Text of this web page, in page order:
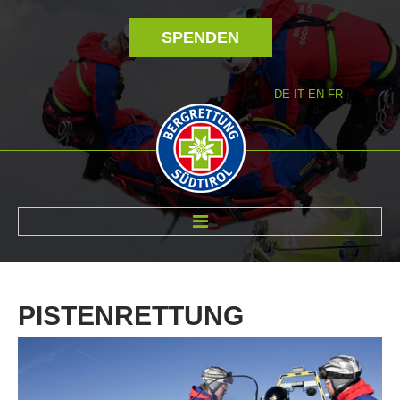
SPENDEN
DE IT EN FR
PISTENRETTUNG